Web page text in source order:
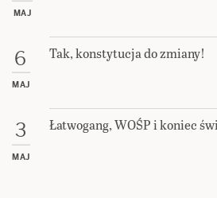
MAJ
6
MAJ
Tak, konstytucja do zmiany!
3
MAJ
Łatwogang, WOŚP i koniec